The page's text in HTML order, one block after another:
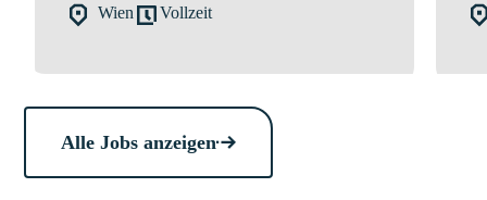
Wien Vollzeit
Alle Jobs anzeigen